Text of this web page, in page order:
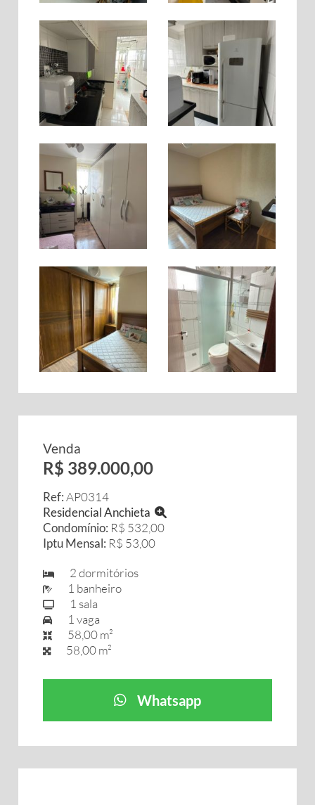
Venda
R$ 389.000,00
Ref:AP0314
Residencial Anchieta
Condomínio: R$ 532,00
Iptu Mensal: R$ 53,00
2 dormitórios
1 banheiro
1 sala
1 vaga
58,00 m²
58,00 m²
Whatsapp